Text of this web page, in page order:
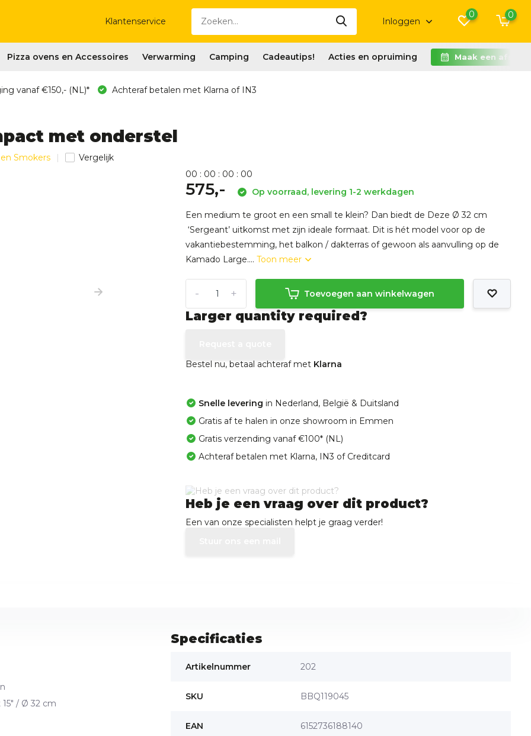
Klantenservice Inloggen
0 0
Pizza ovens en Accessoires Verwarming Camping Cadeautips! Acties en opruiming Maak een
vanaf €150,- (NL)* Achteraf betalen met Klarna of IN3
met onderstel
Smokers Vergelijk
00 : 00 : 00 : 00
575,- Op voorraad, levering 1-2 werkdagen
Een medium te groot en een small te klein? Dan biedt de Deze Ø 32 cm
‘Sergeant’ uitkomst met zijn ideale formaat. Dit is hét model voor op de
vakantiebestemming, het balkon / dakterras of gewoon als aanvulling op de
Kamado Large....Toon meer
+
- Toevoegen aan winkelwagen
Larger quantity required?
Bestel nu, betaal achteraf met Klarna
Snelle levering in Nederland, België & Duitsland
Gratis af te halen in onze showroom in Emmen
Gratis verzending vanaf €100* (NL)
Achteraf betalen met Klarna, IN3 of Creditcard
Heb je een vraag over dit product?
Een van onze specialisten helpt je graag verder!
/ Ø 32 cm
Specificaties
Artikelnummer 202
SKU BBQ119045
EAN 6152736188140